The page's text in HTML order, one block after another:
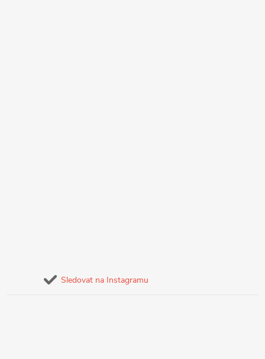
Sledovat na Instagramu